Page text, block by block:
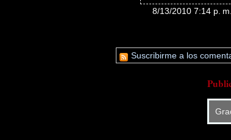
8/13/2010 7:14 p. m.
Suscribirme a los